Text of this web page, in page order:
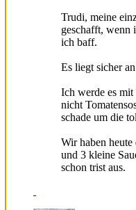
Trudi, meine
geschafft, wenn
ich baff.
Es liegt sicher
Ich werde es mit
nicht
schade um die
Wir haben heute
und 3 kleine
schon trist aus.